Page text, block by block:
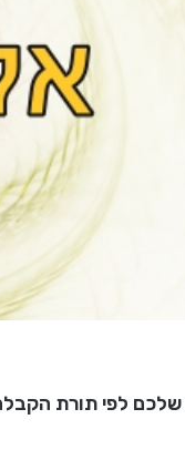
לפי תורת הקבלה